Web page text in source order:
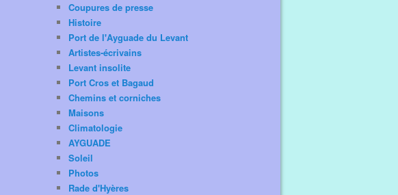
Coupures de presse
Histoire
Port de l'Ayguade du Levant
Artistes-écrivains
Levant insolite
Port Cros et Bagaud
Chemins et corniches
Maisons
Climatologie
AYGUADE
Soleil
Photos
Rade d'Hyères